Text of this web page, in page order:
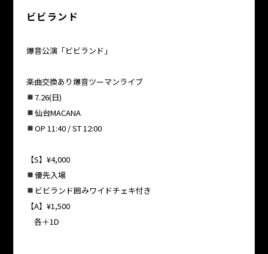
ビビランド
爆音公演「ビビランド」
楽曲交換あり爆音ツーマンライブ
7.26(日)
仙台MACANA
OP 11:40 / ST 12:00
【S】¥4,000
優先入場
ビビランド囲みワイドチェキ付き
【A】¥1,500
各＋1D